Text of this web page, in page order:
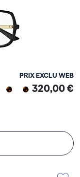
PRIX EXCLU WEB
320,00 €